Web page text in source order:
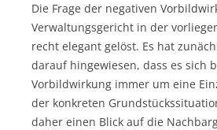
Die Frage der negativen
Verwaltungsgericht in der
recht elegant gelöst. Es hat
darauf hingewiesen, dass es sich
Vorbildwirkung immer um eine
der konkreten
daher einen Blick auf die